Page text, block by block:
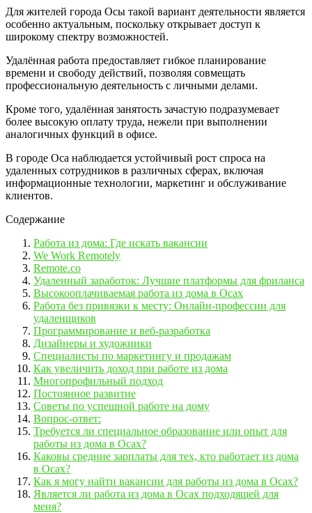
Для жителей города Осы такой вариант деятельности является
особенно актуальным, поскольку открывает доступ к
широкому спектру возможностей.
Удалённая работа предоставляет гибкое планирование
времени и свободу действий, позволяя совмещать
профессиональную деятельность с личными делами.
Кроме того, удалённая занятость зачастую подразумевает
более высокую оплату труда, нежели при выполнении
аналогичных функций в офисе.
В городе Оса наблюдается устойчивый рост спроса на
удаленных сотрудников в различных сферах, включая
информационные технологии, маркетинг и обслуживание
клиентов.
Содержание
Работа из дома: Где искать вакансии
We Work Remotely
Remote.co
Удаленный заработок: Лучшие платформы для фриланса
Высокооплачиваемая работа из дома в Осах
Работа без привязки к месту: Онлайн-профессии для
удаленщиков
Программирование и веб-разработка
Дизайнеры и художники
Специалисты по маркетингу и продажам
Как увеличить доход при работе из дома
Многопрофильный подход
Постоянное развитие
Советы по успешной работе на дому
Вопрос-ответ:
Требуется ли специальное образование или опыт для
работы из дома в Осах?
Каковы средние зарплаты для тех, кто работает из дома
в Осах?
Как я могу найти вакансии для работы из дома в Осах?
Является ли работа из дома в Осах подходящей для
меня?